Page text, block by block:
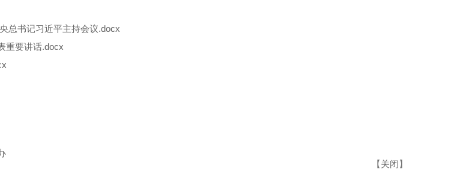
总书记习近平主持会议.docx
重要讲话.docx
【关闭】